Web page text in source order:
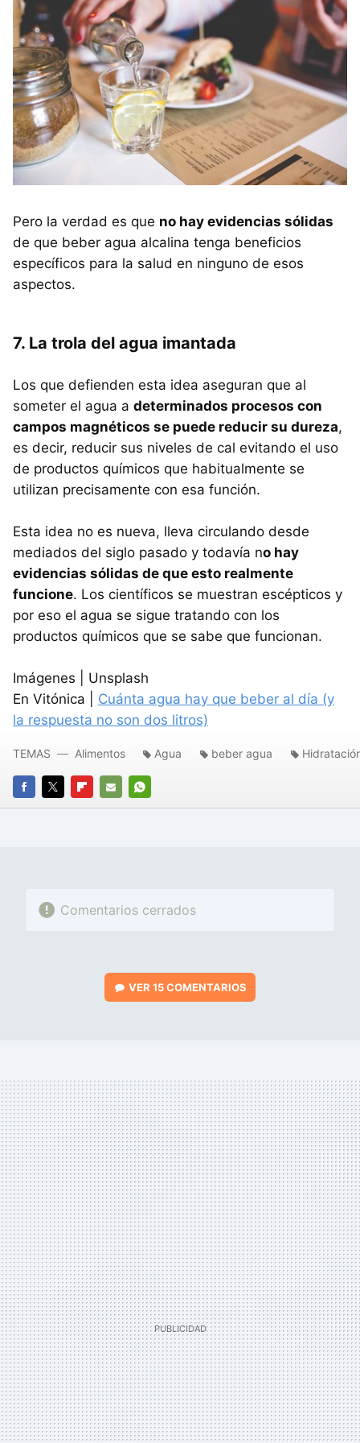
Pero la verdad es que no hay evidencias sólidas
de que beber agua alcalina tenga beneficios
específicos para la salud en ninguno de esos
aspectos.
7. La trola del agua imantada
Los que defienden esta idea aseguran que al
someter el agua a determinados procesos con
campos magnéticos se puede reducir su dureza,
es decir, reducir sus niveles de cal evitando el uso
de productos químicos que habitualmente se
utilizan precisamente con esa función.
Esta idea no es nueva, lleva circulando desde
mediados del siglo pasado y todavía no hay
evidencias sólidas de que esto realmente
funcione. Los científicos se muestran escépticos y
por eso el agua se sigue tratando con los
productos químicos que se sabe que funcionan.
Imágenes | Unsplash
En Vitónica | Cuánta agua hay que beber al día (y
la respuesta no son dos litros)
FACEBOOK
TWITTERFLIPBOARD
E-
WHATSAPP
TEMAS Alimentos Agua beber agua
Comentarios cerrados
VER15 COMENTARIOS